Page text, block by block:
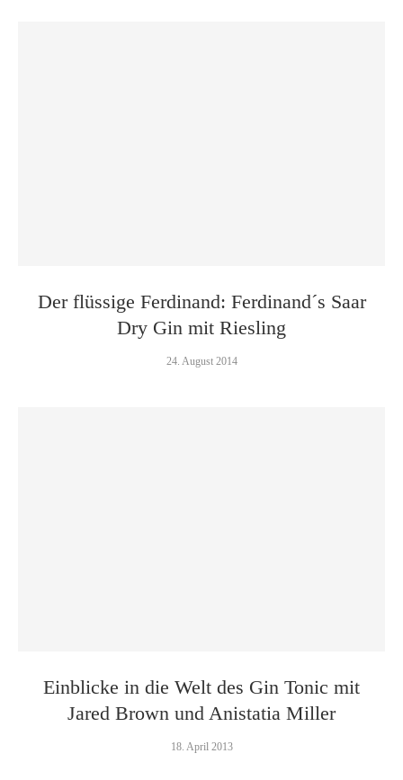
Der flüssige Ferdinand: Ferdinand´s Saar
Dry Gin mit Riesling
24. August 2014
Einblicke in die Welt des Gin Tonic mit
Jared Brown und Anistatia Miller
18. April 2013